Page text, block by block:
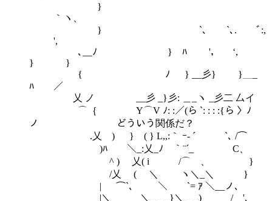
}
｀ヽ、
} `､ `､. ﾞ:,
',
､__ﾉ } ﾊ '， ‘,
} }
{ ﾉ } __彡} }＿_
ﾊ ／
乂 ノ __彡 _}彡: ＿_ヽ _彡二 厶イ
⌒｛ Y⌒V ﾉ: :／(ら `: : : :{ら 〉ﾉ
ノ どういう関係だ？
.乂 ) } ( } L,,:｀ ｰ‐ ´ `､ /⌒
)ﾊ ＼_:乂_ﾉ ｀¨´_ C、
^ ) 乂( i /⌒ゝ、 }
/乂 ( ＼ ヽ＼_＼ }
| ⌒`、 ＼ `= ｱ ＼__ノ、
|＼ ＼_＿_}＼＿_) / ',